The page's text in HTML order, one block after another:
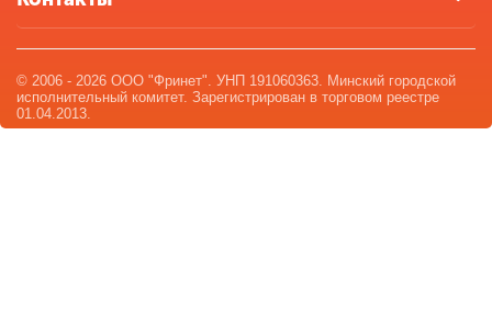
© 2006 - 2026 ООО "Фринет". УНП 191060363. Минский городской
исполнительный комитет. Зарегистрирован в торговом реестре
01.04.2013.